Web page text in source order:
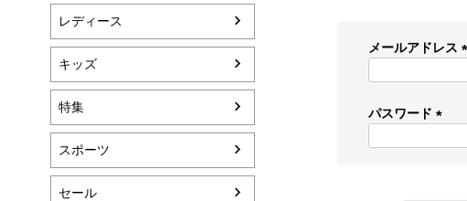
レディース
キッズ
特集
スポーツ
セール
メールアドレス
)
パスワード